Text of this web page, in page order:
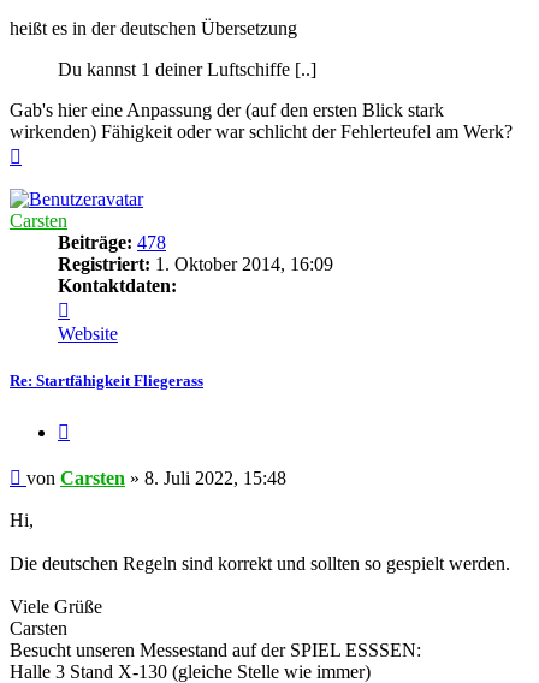
heißt es in der deutschen Übersetzung
Du kannst 1 deiner Luftschiffe [..]
Gab's hier eine Anpassung der (auf den ersten Blick stark
wirkenden) Fähigkeit oder war schlicht der Fehlerteufel am Werk?
Carsten
Beiträge: 478
Registriert: 1. Oktober 2014, 16:09
Kontaktdaten:
von
Carsten
Website
Re: Startfähigkeit Fliegerass
Beitrag
von Carsten » 8. Juli 2022, 15:48
Hi,
Die deutschen Regeln sind korrekt und sollten so gespielt werden.
Viele Grüße
Carsten
Besucht unseren Messestand auf der SPIEL ESSSEN:
Halle 3 Stand X-130 (gleiche Stelle wie immer)